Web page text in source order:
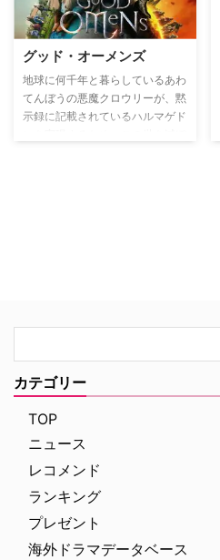
グッド・オーメンズ
地球に何千年と暮らしているあわ
てんぼうの悪魔クロウリーが、黙
示録に記載されているハルマゲド
カテゴリー
TOP
ニュース
レコメンド
ランキング
プレゼント
海外ドラマデータベース